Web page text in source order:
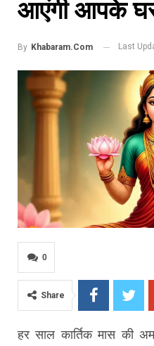
आएंगी आपके
By Khabaram.Com Last
0
Share
हर साल कार्तिक मास की